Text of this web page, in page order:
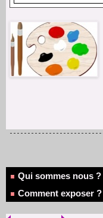
Qui sommes nous ?
Comment exposer ?